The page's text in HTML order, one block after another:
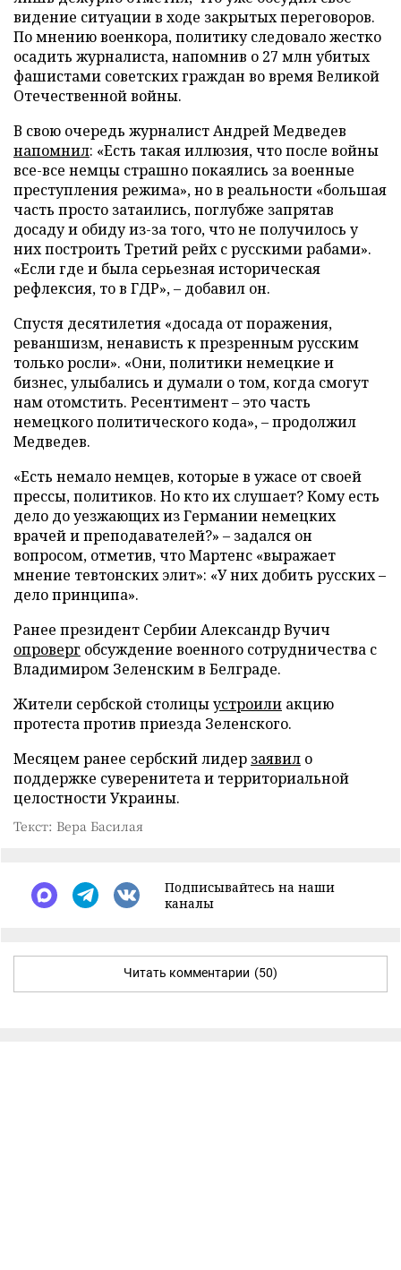
видение ситуации в ходе закрытых переговоров.
По мнению военкора, политику следовало жестко
осадить журналиста, напомнив о 27 млн убитых
фашистами советских граждан во время Великой
Отечественной войны.
В свою очередь журналист Андрей Медведев
напомнил: «Есть такая иллюзия, что после войны
все-все немцы страшно покаялись за военные
преступления режима», но в реальности «большая
часть просто затаились, поглубже запрятав
досаду и обиду из-за того, что не получилось у
них построить Третий рейх с русскими рабами».
«Если где и была серьезная историческая
рефлексия, то в ГДР», – добавил он.
Спустя десятилетия «досада от поражения,
реваншизм, ненависть к презренным русским
только росли». «Они, политики немецкие и
бизнес, улыбались и думали о том, когда смогут
нам отомстить. Ресентимент – это часть
немецкого политического кода», – продолжил
Медведев.
«Есть немало немцев, которые в ужасе от своей
прессы, политиков. Но кто их слушает? Кому есть
дело до уезжающих из Германии немецких
врачей и преподавателей?» – задался он
вопросом, отметив, что Мартенс «выражает
мнение тевтонских элит»: «У них добить русских –
дело принципа».
Ранее президент Сербии Александр Вучич
опроверг обсуждение военного сотрудничества с
Владимиром Зеленским в Белграде.
Жители сербской столицыустроили акцию
протеста против приезда Зеленского.
Месяцем ранее сербский лидер заявил о
поддержке суверенитета и территориальной
целостности Украины.
Текст: Вера Басилая
Подписывайтесь на наши
каналы
Читать комментарии (50)